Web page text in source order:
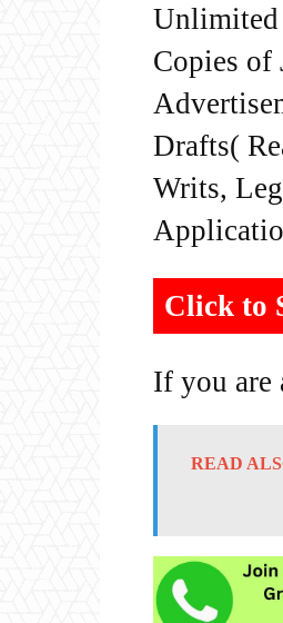
Unlimited
Copies of
Drafts(
Writs,
Click to
If you are
READ